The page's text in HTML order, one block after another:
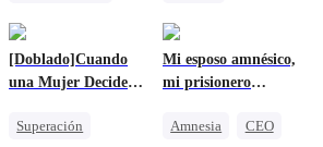
Heredera
Reencarnación
[Doblado]Cuando
una Mujer Decide
Superación
Mi esposo amnésico,
mi prisionero
Amnesia
CEO